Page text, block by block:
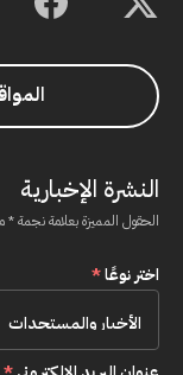
النشرة الإخبارية
الحقول المميزة بعلامة نجمة *
اختر نوعًا*